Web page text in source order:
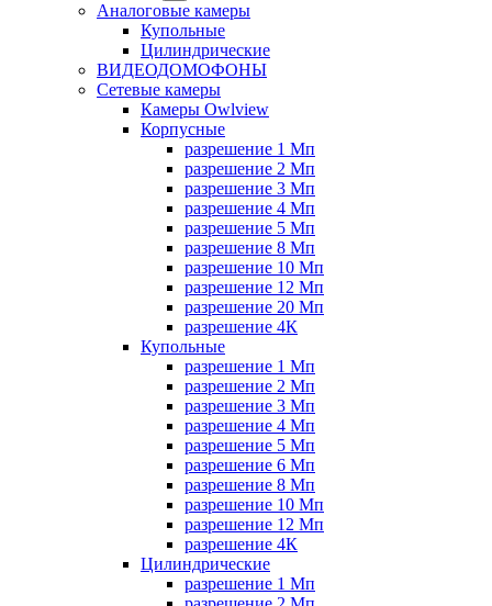
Аналоговые камеры
Купольные
Цилиндрические
ВИДЕОДОМОФОНЫ
Сетевые камеры
Камеры Owlview
Корпусные
разрешение 1 Мп
разрешение 2 Мп
разрешение 3 Мп
разрешение 4 Мп
разрешение 5 Мп
разрешение 8 Мп
разрешение 10 Мп
разрешение 12 Мп
разрешение 20 Мп
разрешение 4К
Купольные
разрешение 1 Мп
разрешение 2 Мп
разрешение 3 Мп
разрешение 4 Мп
разрешение 5 Мп
разрешение 6 Мп
разрешение 8 Мп
разрешение 10 Мп
разрешение 12 Мп
разрешение 4К
Цилиндрические
разрешение 1 Мп